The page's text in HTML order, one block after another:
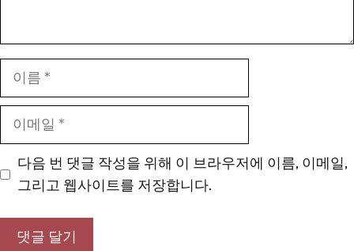
다음 번 댓글 작성을 위해 이 브라우저에 이름, 이메일,
그리고 웹사이트를 저장합니다.